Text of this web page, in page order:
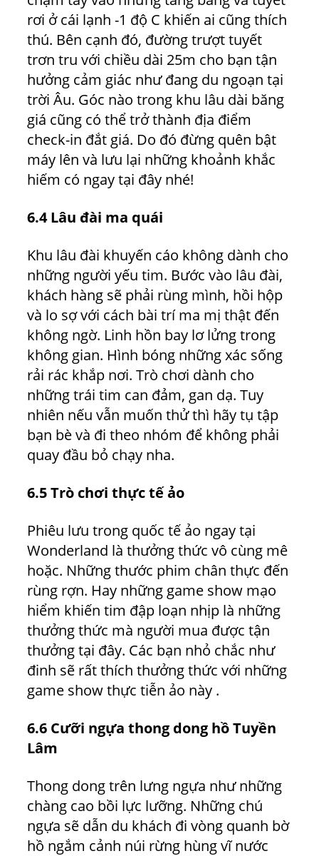
rơi ở cái lạnh -1 độ C khiến ai cũng thích
thú. Bên cạnh đó, đường trượt tuyết
trơn tru với chiều dài 25m cho bạn tận
hưởng cảm giác như đang du ngoạn tại
trời Âu. Góc nào trong khu lâu dài băng
giá cũng có thể trở thành địa điểm
check-in đắt giá. Do đó đừng quên bật
máy lên và lưu lại những khoảnh khắc
hiếm có ngay tại đây nhé!
6.4 Lâu đài ma quái
Khu lâu đài khuyến cáo không dành cho
những người yếu tim. Bước vào lâu đài,
khách hàng sẽ phải rùng mình, hồi hộp
và lo sợ với cách bài trí ma mị thật đến
không ngờ. Linh hồn bay lơ lửng trong
không gian. Hình bóng những xác sống
rải rác khắp nơi. Trò chơi dành cho
những trái tim can đảm, gan dạ. Tuy
nhiên nếu vẫn muốn thử thì hãy tụ tập
bạn bè và đi theo nhóm để không phải
quay đầu bỏ chạy nha.
6.5 Trò chơi thực tế ảo
Phiêu lưu trong quốc tế ảo ngay tại
Wonderland là thưởng thức vô cùng mê
hoặc. Những thước phim chân thực đến
rùng rợn. Hay những game show mạo
hiểm khiến tim đập loạn nhịp là những
thưởng thức mà người mua được tận
thưởng tại đây. Các bạn nhỏ chắc như
đinh sẽ rất thích thưởng thức với những
game show thực tiễn ảo này .
6.6 Cưỡi ngựa thong dong hồ Tuyền
Lâm
Thong dong trên lưng ngựa như những
chàng cao bồi lực lưỡng. Những chú
ngựa sẽ dẫn du khách đi vòng quanh bờ
hồ ngắm cảnh núi rừng hùng vĩ nước